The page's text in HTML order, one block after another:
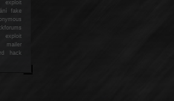
fake
exploit
mailer
hack